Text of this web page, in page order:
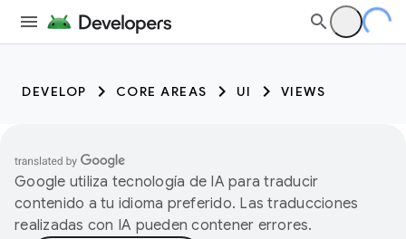
DEVELOP CORE AREAS UI VIEWS
Google utiliza tecnología de IA para traducir
contenido a tu idioma preferido. Las traducciones
realizadas con IA pueden contener errores.